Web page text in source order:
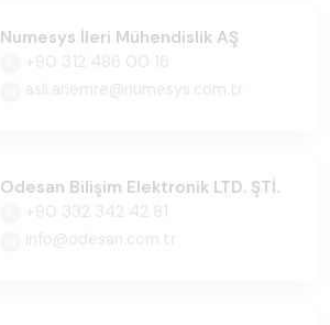
Numesys İleri Mühendislik AŞ
+90 312 486 00 16
asli.ariemre@numesys.com.tr
Odesan Bilişim Elektronik LTD. ŞTİ.
+90 332 342 42 81
info@odesan.com.tr